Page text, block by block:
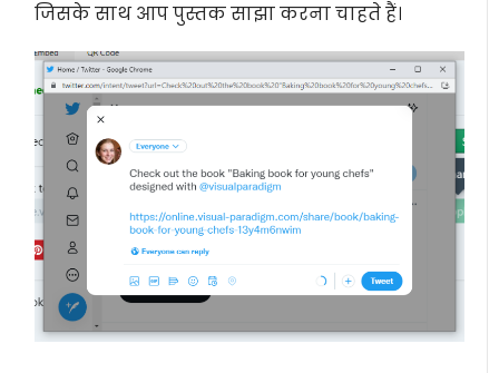
जिसके साथ आप पुस्तक साझा करना चाहते हैं।